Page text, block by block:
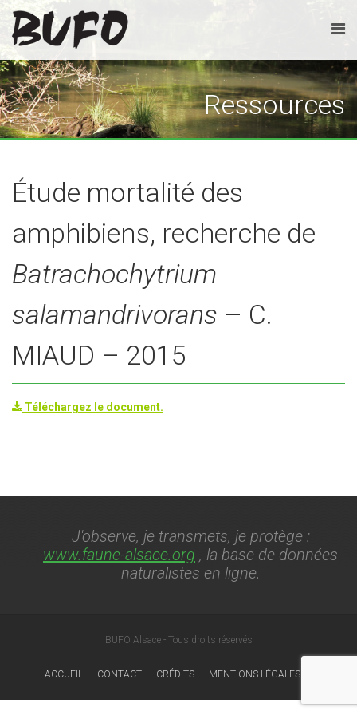
Ressources
Étude mortalité des
amphibiens, recherche de
Batrachochytrium
salamandrivorans – C.
MIAUD – 2015
Téléchargez le document.
J'observe, je transmets, je protège :
www.faune-alsace.org , la base de données
naturalistes en ligne.
BUFO Alsace - Tous droits réservés
ACCUEIL CONTACT CRÉDITS MENTIONS LÉGALES